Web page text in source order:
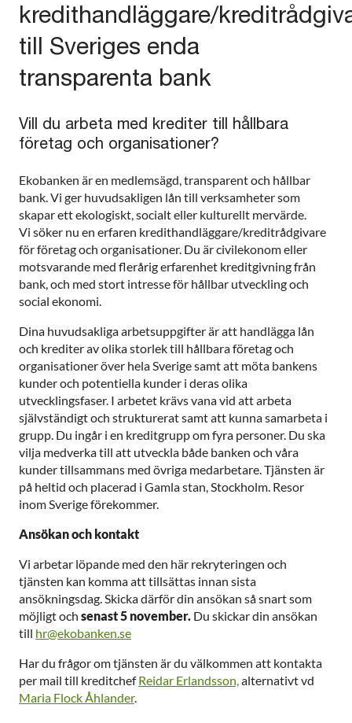
kredithandläggare/
till Sveriges enda
transparenta bank
Vill du arbeta med krediter till hållbara
företag och organisationer?
Ekobanken är en medlemsägd, transparent och hållbar
bank. Vi ger huvudsakligen lån till verksamheter som
skapar ett ekologiskt, socialt eller kulturellt mervärde.
Vi söker nu en erfaren kredithandläggare/kreditrådgivare
för företag och organisationer. Du är civilekonom eller
motsvarande med flerårig erfarenhet kreditgivning från
bank, och med stort intresse för hållbar utveckling och
social ekonomi.
Dina huvudsakliga arbetsuppgifter är att handlägga lån
och krediter av olika storlek till hållbara företag och
organisationer över hela Sverige samt att möta bankens
kunder och potentiella kunder i deras olika
utvecklingsfaser. I arbetet krävs vana vid att arbeta
självständigt och strukturerat samt att kunna samarbeta i
grupp. Du ingår i en kreditgrupp om fyra personer. Du ska
vilja medverka till att utveckla både banken och våra
kunder tillsammans med övriga medarbetare. Tjänsten är
på heltid och placerad i Gamla stan, Stockholm. Resor
inom Sverige förekommer.
Ansökan och kontakt
Vi arbetar löpande med den här rekryteringen och
tjänsten kan komma att tillsättas innan sista
ansökningsdag. Skicka därför din ansökan så snart som
möjligt och senast 5 november. Du skickar din ansökan
till hr@ekobanken.se
Har du frågor om tjänsten är du välkommen att kontakta
per mail till kreditchefReidar Erlandsson,alternativt vd
Maria Flock Åhlander.